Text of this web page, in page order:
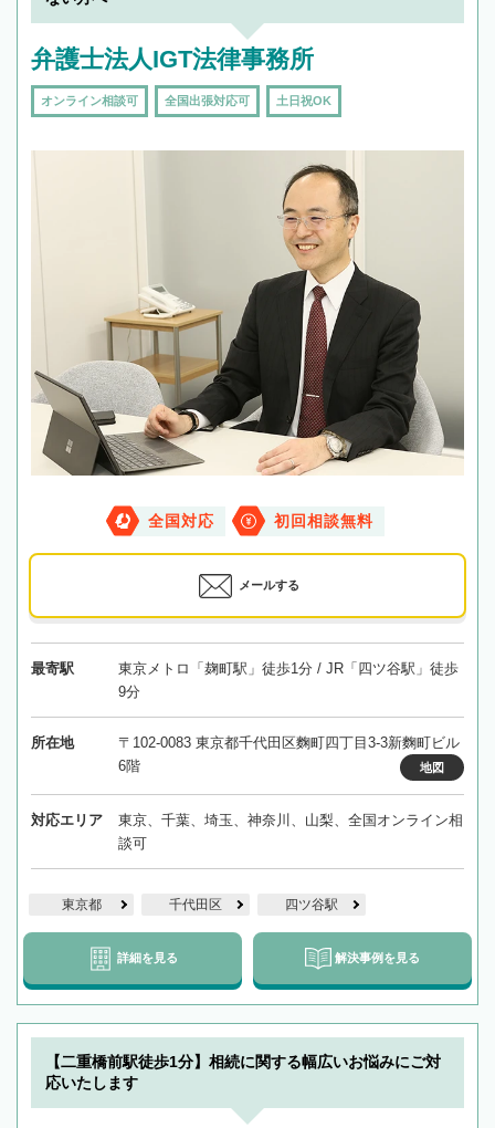
弁護士法人IGT法律事務所
オンライン相談可 全国出張対応可 土日祝OK
全国対応 初回相談無料
メールする
最寄駅
東京メトロ「麹町駅」徒歩1分 / JR「四ツ谷駅」徒歩
9分
所在地
〒102-0083 東京都千代田区麴町四丁目3-3新麴町ビル
6階
地図
対応エリア
東京、千葉、埼玉、神奈川、山梨、全国オンライン相
談可
東京都 千代田区 四ツ谷駅
詳細を見る 解決事例を見る
【二重橋前駅徒歩1分】相続に関する幅広いお悩みにご対
応いたします